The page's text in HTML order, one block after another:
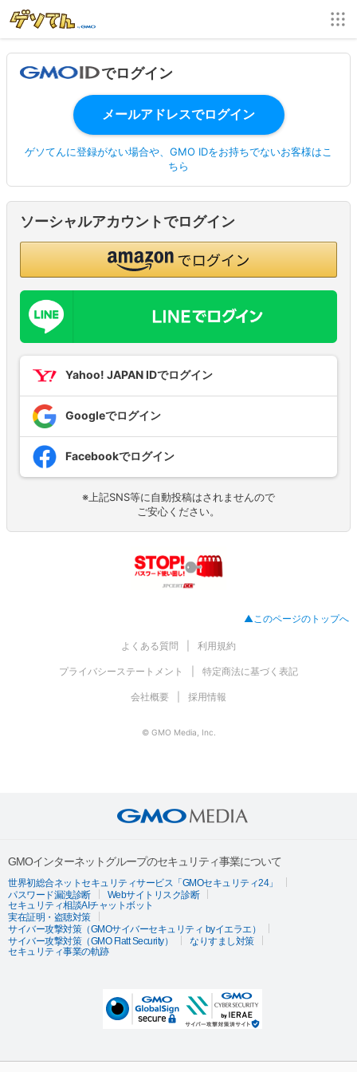
でログイン
ゲソてんに登録がない場合や、GMO IDをお持ちでないお客様はこ
ちら
ソーシャルアカウントでログイン
Yahoo! JAPAN IDでログイン
Googleでログイン
Facebookでログイン
※上記SNS等に自動投稿はされませんので
ご安心ください。
▲このページのトップへ
よくある質問 利用規約
プライバシーステートメント 特定商法に基づく表記
会社概要 採用情報
© GMO Media, Inc.
GMOインターネットグループのセキュリティ事業について
世界初総合ネットセキュリティサービス「GMOセキュリティ24」
パスワード漏洩診断
Webサイトリスク診断
セキュリティ相談AIチャットボット
実在証明・盗聴対策
サイバー攻撃対策（GMOサイバーセキュリティ byイエラエ）
サイバー攻撃対策（GMO Flatt Security）
なりすまし対策
セキュリティ事業の軌跡